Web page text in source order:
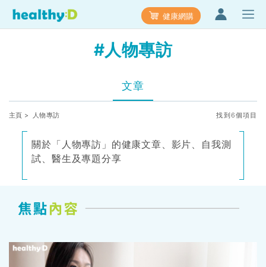
健康網購
#人物專訪
文章
主頁 > 人物專訪 找到6個項目
關於「人物專訪」的健康文章、影片、自我測
試、醫生及專題分享